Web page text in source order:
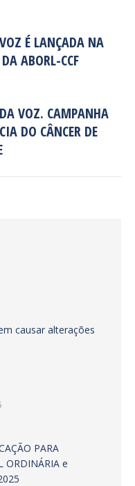
É LANÇADA NA
ABORL-CCF
VOZ. CAMPANHA
DO CÂNCER DE
causar alterações
PARA
ORDINÁRIA e